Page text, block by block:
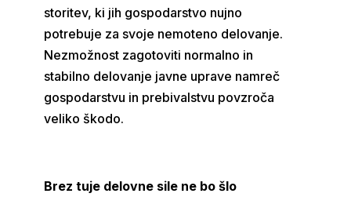
storitev, ki jih gospodarstvo nujno
potrebuje za svoje nemoteno delovanje.
Nezmožnost zagotoviti normalno in
stabilno delovanje javne uprave namreč
gospodarstvu in prebivalstvu povzroča
veliko škodo.
Brez tuje delovne sile ne bo šlo